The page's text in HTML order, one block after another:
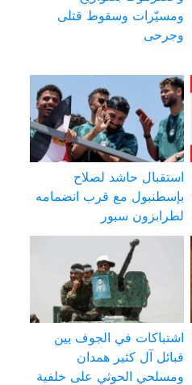
ومسيّرات وسقوط قتلى
وجرحى
استقبال حاشد لصلاح
بإسطنبول مع قرب انضمامه
لطرابزون سبور
اشتباكات في الجوف بين
قبائل آل كثير همدان
ومسلحي الحوثي على خلفية